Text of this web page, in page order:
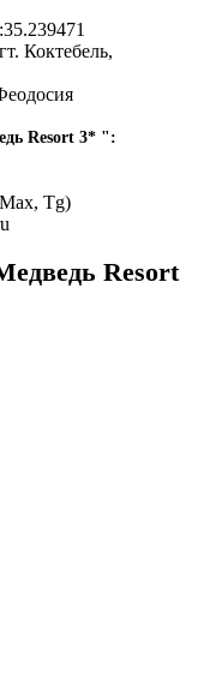
Коктебель,
Resort 3* ":
Tg)
Resort